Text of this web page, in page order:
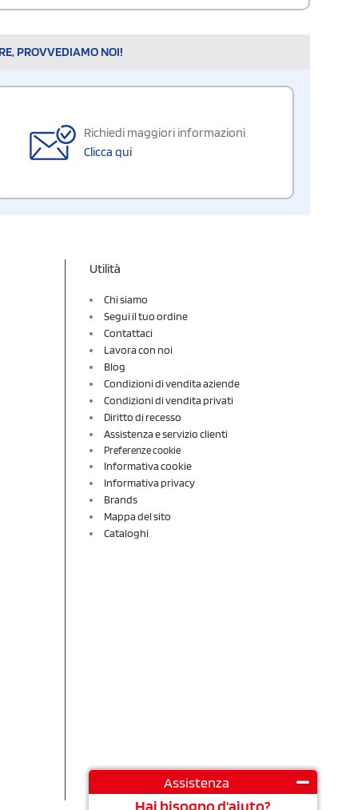
PROVVEDIAMO NOI!
Richiedi maggiori informazioni
Clicca qui
Utilità
Chi siamo
Segui il tuo ordine
Contattaci
Lavora con noi
Blog
Condizioni di vendita aziende
Condizioni di vendita privati
Diritto di recesso
Assistenza e servizio clienti
Preferenze cookie
Informativa cookie
Informativa privacy
Brands
Mappa del sito
Cataloghi
Assistenza
Hai bisogno d'aiuto?